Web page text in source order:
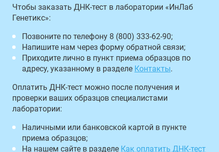
Чтобы заказать ДНК-тест в лаборатории «ИнЛаб
Генетикс»:
Позвоните по телефону 8 (800) 333-62-90;
Напишите нам через форму обратной связи;
Приходите лично в пункт приема образцов по
адресу, указанному в разделе Контакты.
Оплатить ДНК-тест можно после получения и
проверки ваших образцов специалистами
лаборатории:
Наличными или банковской картой в пункте
приема образцов;
На нашем сайте в разделе Как оплатить ДНК-тест